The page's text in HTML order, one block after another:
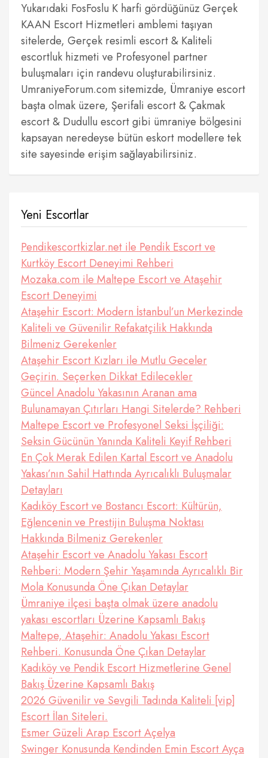
Yukarıdaki FosFoslu K harfi gördüğünüz Gerçek
KAAN Escort Hizmetleri amblemi taşıyan
sitelerde, Gerçek resimli escort & Kaliteli
escortluk hizmeti ve Profesyonel partner
buluşmaları için randevu oluşturabilirsiniz.
UmraniyeForum.com sitemizde, Ümraniye escort
başta olmak üzere, Şerifali escort & Çakmak
escort & Dudullu escort gibi ümraniye bölgesini
kapsayan neredeyse bütün eskort modellere tek
site sayesinde erişim sağlayabilirsiniz.
Yeni Escortlar
Pendikescortkizlar.net ile Pendik Escort ve
Kurtköy Escort Deneyimi Rehberi
Mozaka.com ile Maltepe Escort ve Ataşehir
Escort Deneyimi
Ataşehir Escort: Modern İstanbul’un Merkezinde
Kaliteli ve Güvenilir Refakatçilik Hakkında
Bilmeniz Gerekenler
Ataşehir Escort Kızları ile Mutlu Geceler
Geçirin. Seçerken Dikkat Edilecekler
Güncel Anadolu Yakasının Aranan ama
Bulunamayan Çıtırları Hangi Sitelerde? Rehberi
Maltepe Escort ve Profesyonel Seksi İşçiliği:
Seksin Gücünün Yanında Kaliteli Keyif Rehberi
En Çok Merak Edilen Kartal Escort ve Anadolu
Yakası’nın Sahil Hattında Ayrıcalıklı Buluşmalar
Detayları
Kadıköy Escort ve Bostancı Escort: Kültürün,
Eğlencenin ve Prestijin Buluşma Noktası
Hakkında Bilmeniz Gerekenler
Ataşehir Escort ve Anadolu Yakası Escort
Rehberi: Modern Şehir Yaşamında Ayrıcalıklı Bir
Mola Konusunda Öne Çıkan Detaylar
Ümraniye ilçesi başta olmak üzere anadolu
yakası escortları Üzerine Kapsamlı Bakış
Maltepe, Ataşehir: Anadolu Yakası Escort
Rehberi. Konusunda Öne Çıkan Detaylar
Kadıköy ve Pendik Escort Hizmetlerine Genel
Bakış Üzerine Kapsamlı Bakış
2026 Güvenilir ve Sevgili Tadında Kaliteli [vip]
Escort İlan Siteleri.
Esmer Güzeli Arap Escort Açelya
Swinger Konusunda Kendinden Emin Escort Ayça